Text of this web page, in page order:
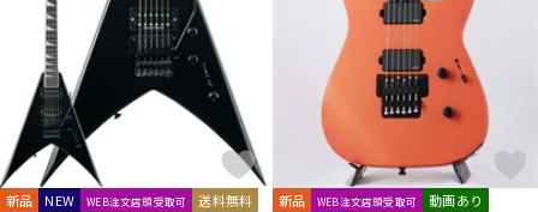
ヴィンテージ
新品 NEW WEB注文店頭受取可 送料無料 新品 WEB注文店頭受取可
動画あり